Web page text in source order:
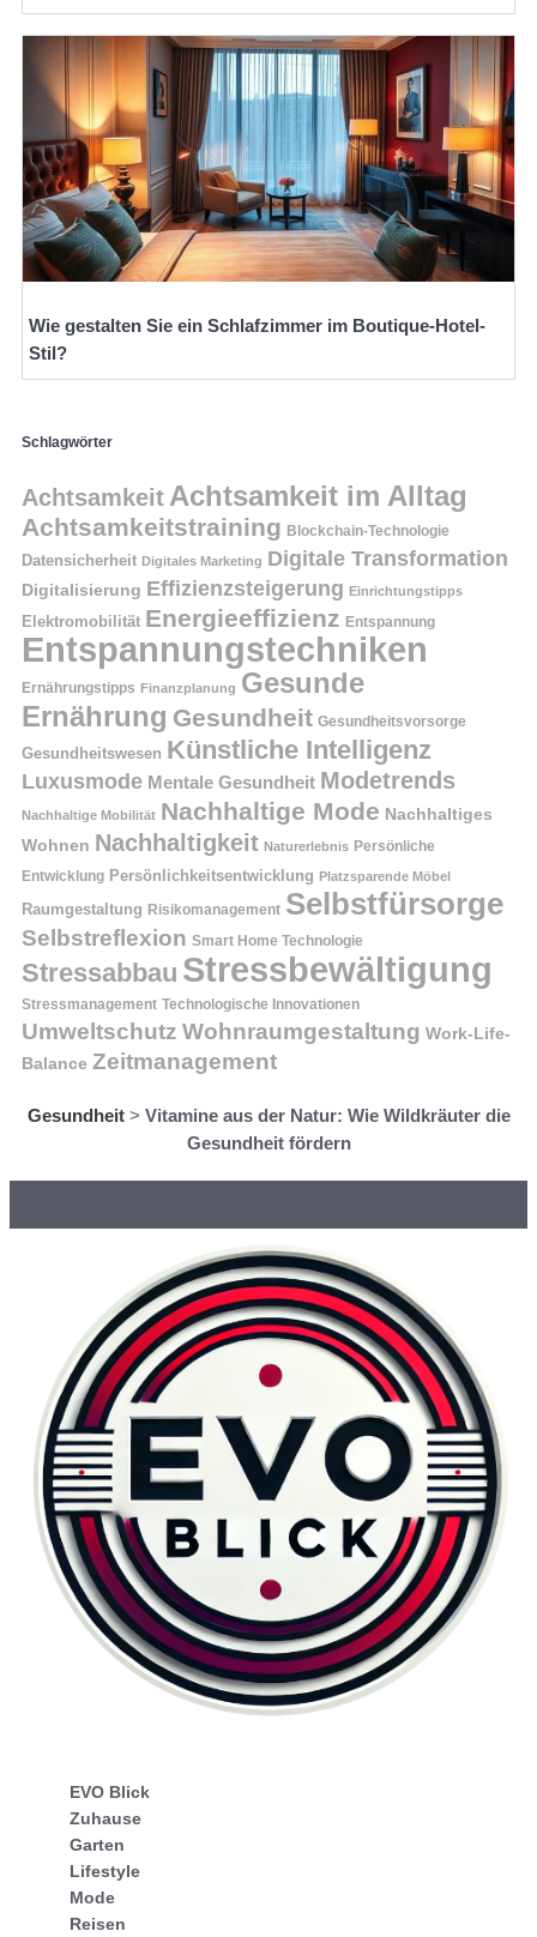
Wie gestalten Sie ein Schlafzimmer im Boutique-Hotel-
Stil?
Schlagwörter
Achtsamkeit Achtsamkeit im Alltag
Achtsamkeitstraining Blockchain-Technologie
Datensicherheit Digitales Marketing Digitale Transformation
Digitalisierung Effizienzsteigerung Einrichtungstipps
Elektromobilität Energieeffizienz Entspannung
Entspannungstechniken
Ernährungstipps Finanzplanung Gesunde
Ernährung Gesundheit Gesundheitsvorsorge
Gesundheitswesen Künstliche Intelligenz
Luxusmode Mentale Gesundheit Modetrends
Nachhaltige Mobilität Nachhaltige Mode Nachhaltiges
Wohnen Nachhaltigkeit Naturerlebnis Persönliche
Entwicklung Persönlichkeitsentwicklung Platzsparende Möbel
Raumgestaltung Risikomanagement Selbstfürsorge
Selbstreflexion Smart Home Technologie
Stressabbau Stressbewältigung
Stressmanagement Technologische Innovationen
Umweltschutz Wohnraumgestaltung Work-Life-
Balance Zeitmanagement
Gesundheit> Vitamine aus der Natur: Wie Wildkräuter die
Gesundheit fördern
EVO Blick
Zuhause
Garten
Lifestyle
Mode
Reisen